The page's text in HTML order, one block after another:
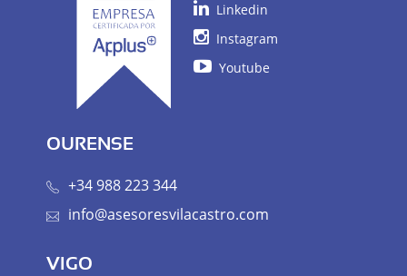
Linkedin
Instagram
Youtube
OURENSE
+34 988 223 344
info@asesoresvilacastro.com
VIGO